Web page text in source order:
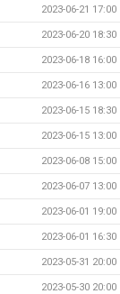
2023-06-21 17:00
2023-06-20 18:30
2023-06-18 16:00
2023-06-16 13:00
2023-06-15 18:30
2023-06-15 13:00
2023-06-08 15:00
2023-06-07 13:00
2023-06-01 19:00
2023-06-01 16:30
2023-05-31 20:00
2023-05-30 20:00